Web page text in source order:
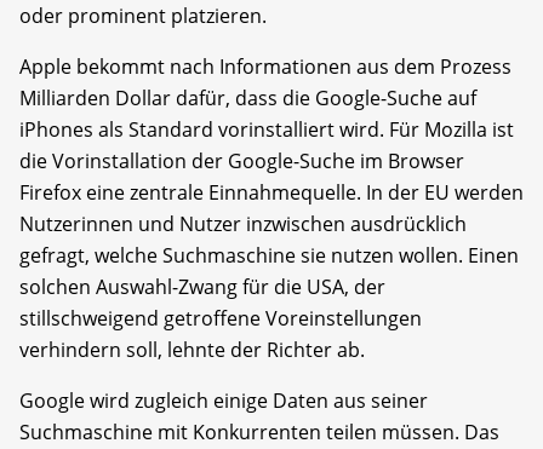
oder prominent platzieren.
Apple bekommt nach Informationen aus dem Prozess
Milliarden Dollar dafür, dass die Google-Suche auf
iPhones als Standard vorinstalliert wird. Für Mozilla ist
die Vorinstallation der Google-Suche im Browser
Firefox eine zentrale Einnahmequelle. In der EU werden
Nutzerinnen und Nutzer inzwischen ausdrücklich
gefragt, welche Suchmaschine sie nutzen wollen. Einen
solchen Auswahl-Zwang für die USA, der
stillschweigend getroffene Voreinstellungen
verhindern soll, lehnte der Richter ab.
Google wird zugleich einige Daten aus seiner
Suchmaschine mit Konkurrenten teilen müssen. Das